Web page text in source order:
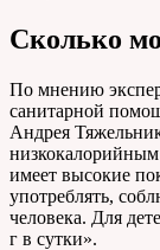
Сколько
По мнению
санитарной
Андрея
имеет высокие
употреблять,
человека. Для
г в сутки».